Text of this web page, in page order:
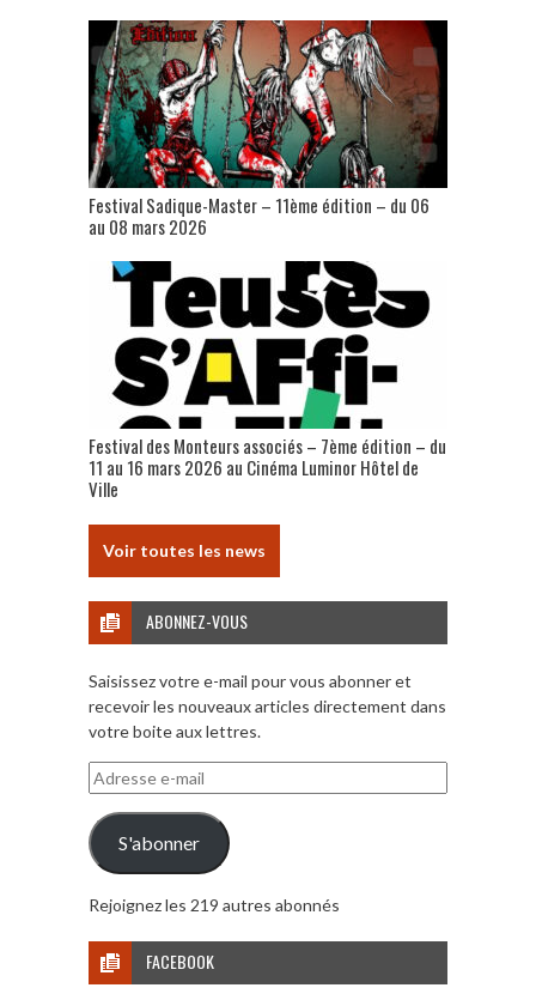
Festival Sadique-Master – 11ème édition – du 06
au 08 mars 2026
Festival des Monteurs associés – 7ème édition – du
11 au 16 mars 2026 au Cinéma Luminor Hôtel de
Ville
Voir toutes les news
ABONNEZ-VOUS
Saisissez votre e-mail pour vous abonner et
recevoir les nouveaux articles directement dans
votre boite aux lettres.
Adresse
e-
mail
S'abonner
Rejoignez les 219 autres abonnés
FACEBOOK